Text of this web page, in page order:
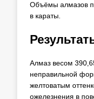
Объёмы алмазов
в караты.
Алмаз весом
неправильной
желтоватым
ожелезнения в